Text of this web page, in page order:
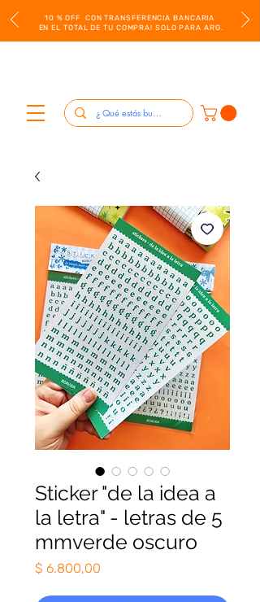
10 % OFF CON TRANSFERENCIA BANCARIA
EN EL TOTAL DE TU COMPRA! SOLO PARA ARG.
Sticker "de la idea a
la letra" - letras de 5
mmverde oscuro
$ 6.800,00